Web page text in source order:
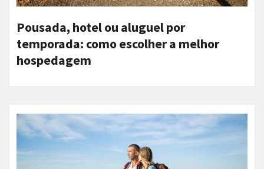
Pousada, hotel ou aluguel por
temporada: como escolher a melhor
hospedagem